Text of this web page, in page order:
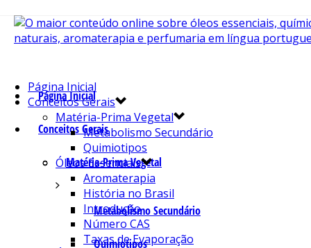
Página Inicial
Conceitos Gerais
Matéria-Prima Vegetal
Metabolismo Secundário
Quimiotipos
Página Inicial
Conceitos Gerais
Matéria-Prima Vegetal
Metabolismo Secundário
Quimiotipos
Óleos Essenciais
Aromaterapia
História no Brasil
Introdução
Número CAS
Taxas de Evaporação